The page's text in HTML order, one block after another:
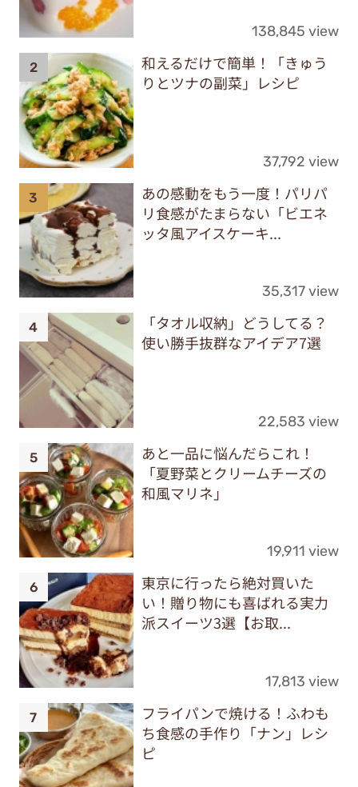
138,845 view
和えるだけで簡単！「きゅう
りとツナの副菜」レシピ
37,792 view
あの感動をもう一度！パリパ
リ食感がたまらない「ビエネ
ッタ風アイスケーキ...
35,317 view
「タオル収納」どうしてる？
使い勝手抜群なアイデア7選
22,583 view
あと一品に悩んだらこれ！
「夏野菜とクリームチーズの
和風マリネ」
19,911 view
東京に行ったら絶対買いた
い！贈り物にも喜ばれる実力
派スイーツ3選【お取...
17,813 view
フライパンで焼ける！ふわも
ち食感の手作り「ナン」レシ
ピ